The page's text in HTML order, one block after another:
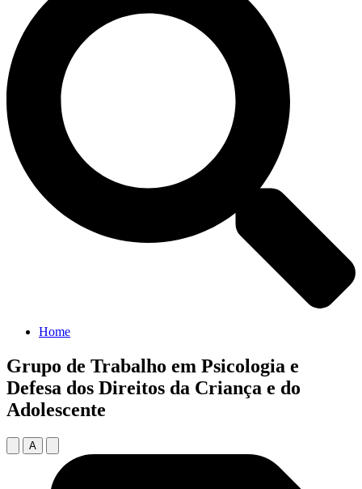
Home
Grupo de Trabalho em Psicologia e
Defesa dos Direitos da Criança e do
Adolescente
A